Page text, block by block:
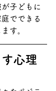
子どもに
でできる
す。
心理